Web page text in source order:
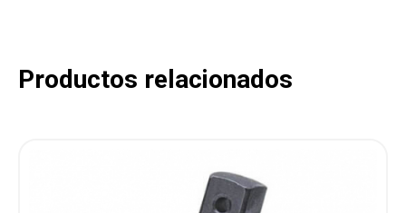
Productos relacionados